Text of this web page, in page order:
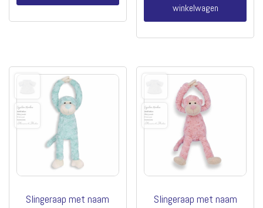
winkelwagen
Slingeraap met naam
Slingeraap met naam